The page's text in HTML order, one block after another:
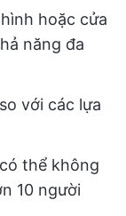
hoặc cửa
năng đa
với các lựa
thể không
10 người